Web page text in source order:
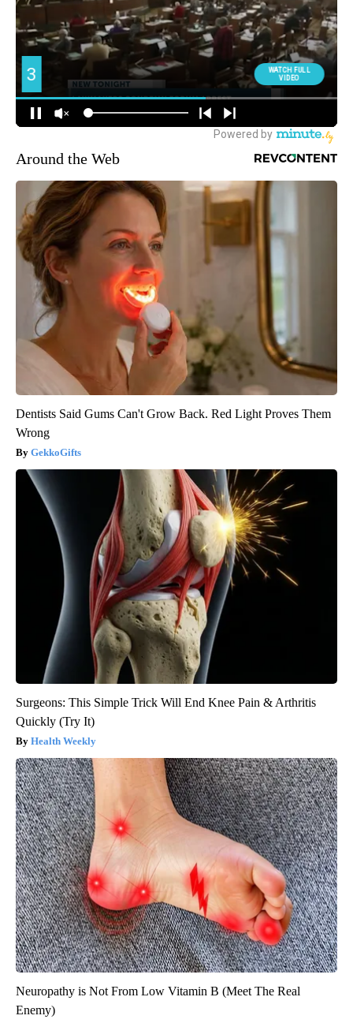
Around the Web
Dentists Said Gums Can't Grow Back. Red Light Proves Them
Wrong
GekkoGifts
Surgeons: This Simple Trick Will End Knee Pain & Arthritis
Quickly (Try It)
Health Weekly
Neuropathy is Not From Low Vitamin B (Meet The Real
Enemy)